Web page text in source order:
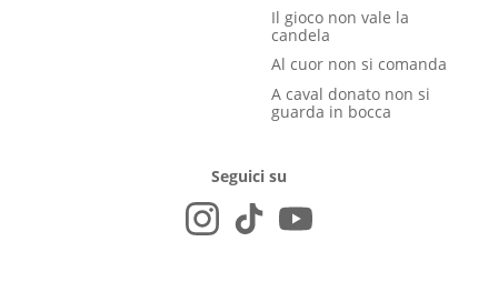
Il gioco non vale la
candela
Al cuor non si comanda
A caval donato non si
guarda in bocca
Seguici su